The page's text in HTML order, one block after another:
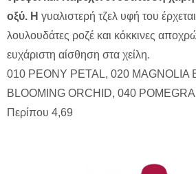
οξύ. Η γυαλιστερή τζελ υφή του
λουλουδάτες ροζέ και κόκκινες
ευχάριστη αίσθηση στα χείλη.
010 PEONY PETAL, 020 MAGNOLIA
BLOOMING ORCHID, 040
Περίπου 4,69